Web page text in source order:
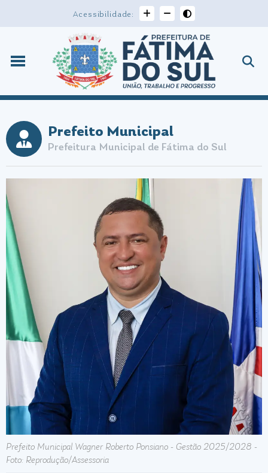
Acessibilidade:
Prefeito Municipal
Prefeitura Municipal de Fátima do Sul
Prefeito Municipal Wagner Roberto Ponsiano - Gestão 2025/2028 -
Foto: Reprodução/Assessoria